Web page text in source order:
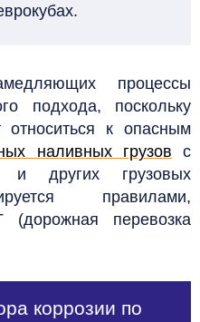
процессы
подхода, поскольку
относиться к опасным
наливных грузов
с
и других грузовых
правилами,
(дорожная перевозка
коррозии по